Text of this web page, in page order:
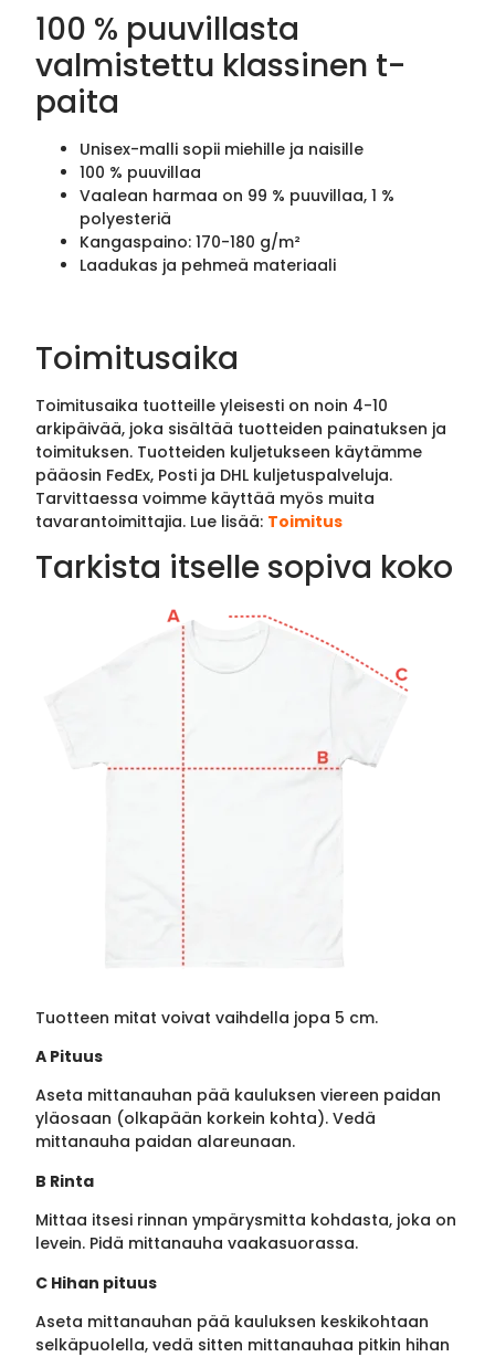
100 % puuvillasta
valmistettu klassinen t-
paita
Unisex-malli sopii miehille ja naisille
100 % puuvillaa
Vaalean harmaa on 99 % puuvillaa, 1 %
polyesteriä
Kangaspaino: 170-180 g/m²
Laadukas ja pehmeä materiaali
Toimitusaika
Toimitusaika tuotteille yleisesti on noin 4-10
arkipäivää, joka sisältää tuotteiden painatuksen ja
toimituksen. Tuotteiden kuljetukseen käytämme
pääosin FedEx, Posti ja DHL kuljetuspalveluja.
Tarvittaessa voimme käyttää myös muita
tavarantoimittajia. Lue lisää: Toimitus
Tarkista itselle sopiva koko
Tuotteen mitat voivat vaihdella jopa 5 cm.
A Pituus
Aseta mittanauhan pää kauluksen viereen paidan
yläosaan (olkapään korkein kohta). Vedä
mittanauha paidan alareunaan.
B Rinta
Mittaa itsesi rinnan ympärysmitta kohdasta, joka on
levein. Pidä mittanauha vaakasuorassa.
C Hihan pituus
Aseta mittanauhan pää kauluksen keskikohtaan
selkäpuolella, vedä sitten mittanauhaa pitkin hihan